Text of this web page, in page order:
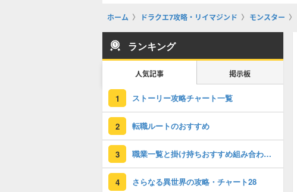
ホーム ドラクエ7攻略・リイマジンド モンスター
ランキング
人気記事 掲示板
1 ストーリー攻略チャート一覧
2 転職ルートのおすすめ
3 職業一覧と掛け持ちおすすめ組み合わせ・解放条件
4 さらなる異世界の攻略・チャート28